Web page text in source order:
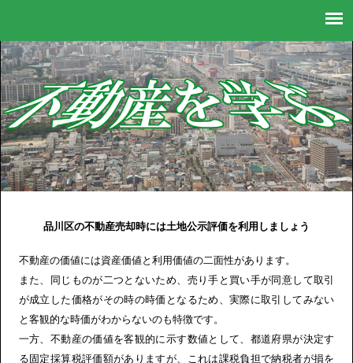
不動産に関する情報が満載！
品川区の不動産売却時には土地公示評価を利用しましょう
不動産の価値には資産価値と利用価値の二面性があります。
また、同じものが二つとないため、売り手と買い手が同意して取引
が成立した価格がその時の時価となるため、実際に取引してみない
と客観的な時価がわからないのも特徴です。
一方、不動産の価値を客観的に示す数値として、都道府県が決定す
る固定採算税評価額がありますが、これは課税負担で納税者が損を